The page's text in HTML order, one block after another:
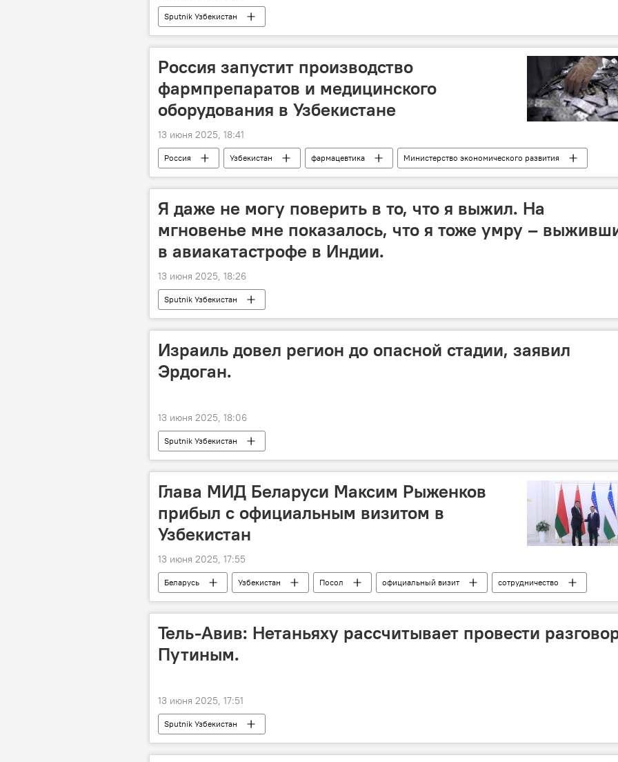
Sputnik Узбекистан
Россия запустит производство
фармпрепаратов и медицинского
оборудования в Узбекистане
13 июня 2025, 18:41
Россия Узбекистан фармацевтика
Министерство экономического развития
Лазиз Кудратов
Дмитрий Вольвач
Я даже не могу поверить в то, что я выжил. На
мгновенье мне показалось, что я тоже умру –
в авиакатастрофе в Индии.
13 июня 2025, 18:26
Sputnik Узбекистан
Израиль довел регион до опасной стадии, заявил
Эрдоган.
13 июня 2025, 18:06
Sputnik Узбекистан
Глава МИД Беларуси Максим Рыженков
прибыл с официальным визитом в
Узбекистан
13 июня 2025, 17:55
Беларусь Узбекистан Посол официальный визит
сотрудничество
переговоры
Бахтиёр Саидов
Тель-Авив: Нетаньяху рассчитывает провести
Путиным.
13 июня 2025, 17:51
Sputnik Узбекистан